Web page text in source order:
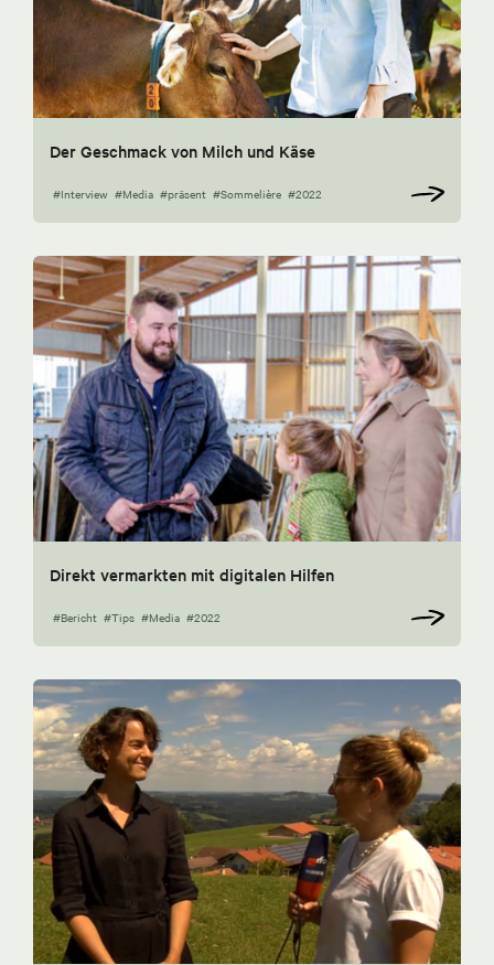
Der Geschmack von Milch und Käse
#Interview #Media #präsent #Sommelière #2022
Direkt vermarkten mit digitalen Hilfen
#Bericht #Tips #Media #2022